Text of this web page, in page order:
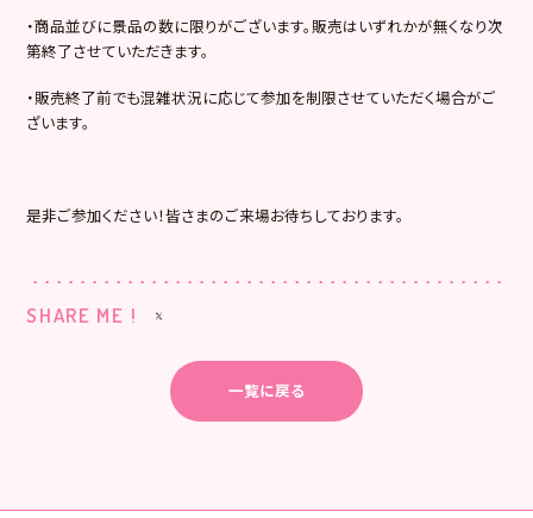
・商品並びに景品の数に限りがございます。販売はいずれかが無くなり次
第終了させていただきます。
・販売終了前でも混雑状況に応じて参加を制限させていただく場合がご
ざいます。
是非ご参加ください！皆さまのご来場お待ちしております。
SHARE ME !
一覧に戻る